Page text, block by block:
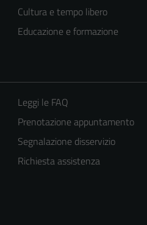
Cultura e tempo libero
Educazione e formazione
Leggi le FAQ
Prenotazione appuntamento
Segnalazione disservizio
Richiesta assistenza